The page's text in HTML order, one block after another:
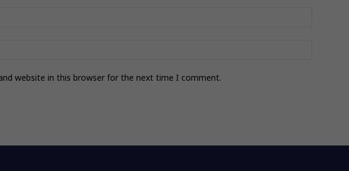
website in this browser for the next time I comment.